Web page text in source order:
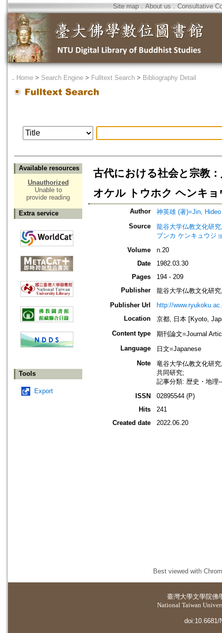
Site map．About us ． Consultative
． Home > Search Engine > Fulltext Search > Bibliography Detail
Available resources
Unauthorized
Unable to
provide reading
Extra service
Tools
Export
古代における社会と宗教
オケル トウホク ヘンキ
Author
神英雄 (著)=Jin,
Source
龍谷大学仏教文化研
ブンカ ケンキュウジ
Volume
n.20
Date
1982.03.30
Pages
194 - 209
Publisher
龍谷大学仏教文化研
Publisher Url
http://
Location
京都, 日本 [Kyoto,
Content type
期刊論文=Journal
Language
日文=Japanese
Note
竜谷大学仏教文化研
共同研究;
記事分類: 歴史・地理
ISSN
02895544 (P)
Hits
241
Created date
2022.06.20
Best viewed with
臺灣大學文學院佛
National Taiwan
doi:10.6681/